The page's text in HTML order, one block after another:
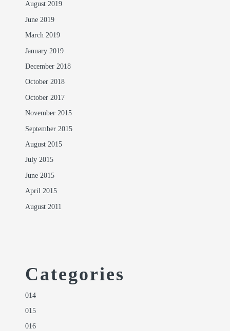
August 2019
June 2019
March 2019
January 2019
December 2018
October 2018
October 2017
November 2015
September 2015
August 2015
July 2015
June 2015
April 2015
August 2011
Categories
014
015
016